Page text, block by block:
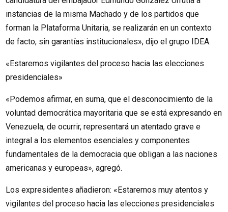
instancias de la misma Machado y de los partidos que
forman la Plataforma Unitaria, se realizarán en un contexto
de facto, sin garantías institucionales», dijo el grupo IDEA.
«Estaremos vigilantes del proceso hacia las elecciones
presidenciales»
«Podemos afirmar, en suma, que el desconocimiento de la
voluntad democrática mayoritaria que se está expresando en
Venezuela, de ocurrir, representará un atentado grave e
integral a los elementos esenciales y componentes
fundamentales de la democracia que obligan a las naciones
americanas y europeas», agregó.
Los expresidentes añadieron: «Estaremos muy atentos y
vigilantes del proceso hacia las elecciones presidenciales